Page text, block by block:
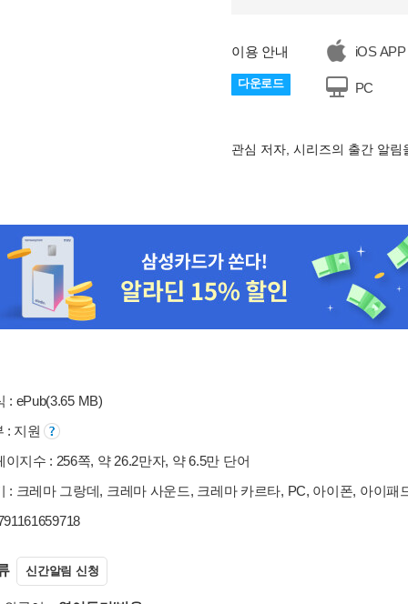
이용 안내
다운로드
iOS APP
PC
관심 저자, 시리즈의 출간 알림
: ePub(3.65 MB)
: 지원
이지수 : 256쪽, 약 26.2만자, 약 6.5만 단어
: 크레마 그랑데, 크레마 사운드, 크레마 카르타, PC, 아이폰, 아이패
신간알림 신청